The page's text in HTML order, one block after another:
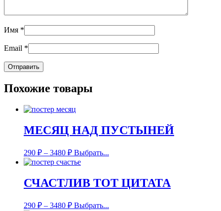
Имя *
Email *
Похожие товары
МЕСЯЦ НАД ПУСТЫНЕЙ
290 ₽ – 3480 ₽ Выбрать...
СЧАСТЛИВ ТОТ ЦИТАТА
290 ₽ – 3480 ₽ Выбрать...